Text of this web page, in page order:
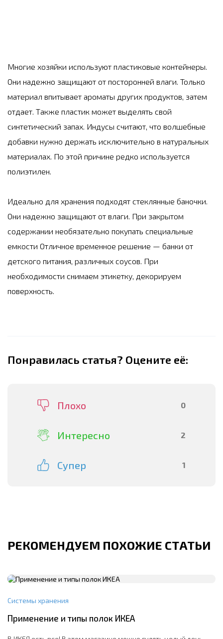
Многие хозяйки используют пластиковые контейнеры.
Они надежно защищают от посторонней влаги. Только
материал впитывает ароматы других продуктов, затем
отдает. Также пластик может выделять свой
синтетический запах. Индусы считают, что волшебные
добавки нужно держать исключительно в натуральных
материалах. По этой причине редко используется
полиэтилен.
Идеально для хранения подходят стеклянные баночки.
Они надежно защищают от влаги. При закрытом
содержании необязательно покупать специальные
емкости Отличное временное решение — банки от
детского питания, различных соусов. При
необходимости снимаем этикетку, декорируем
поверхность.
Понравилась статья? Оцените её:
Плохо 0
Интересно 2
Супер 1
РЕКОМЕНДУЕМ ПОХОЖИЕ СТАТЬИ
Системы хранения
Применение и типы полок ИКЕА